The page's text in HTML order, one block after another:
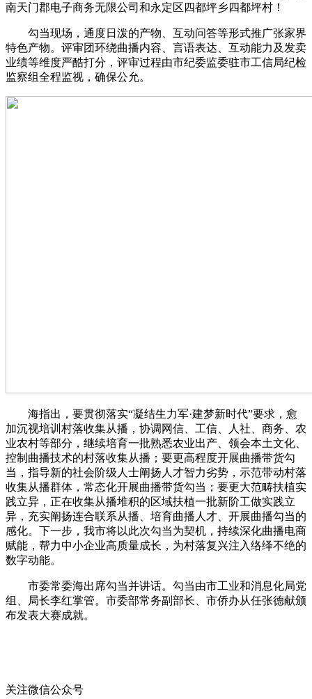
南天门郡电子商务无限公司和永定区四都坪乡四都坪村！
勾当现场，通度日泼的产物、互动问答等形式推广张家界
特色产物。评审团环绕曲播内容、言语表达、互动能力及发卖
业绩等维度严酷打分，评审过程由市纪委监委驻市工信局纪检
监察组全程监视，确保公允。
海指出，要贯彻落实“凝结生力军·建梦新时代”要求，愈
加沉视培训村落收集从播，协调网信、工信、人社、商务、农
业农村等部分，继续培育一批熟悉农业出产、领会本土文化、
控制曲播技术的村落收集从播；要更高程度开展曲播带货勾
当，指导新的社会阶级人士阐扬人才智力劣势，示范带动村落
收集从播群体，常态化开展曲播带货勾当；要更大范畴扶植实
践立异，正在收集从播堆积的区域扶植一批新阶工做实践立
异，充实阐扬连合联系从播、培育曲播人才、开展曲播勾当的
感化。下一步，我市将以此次勾当为契机，持续深化曲播电商
赋能，帮力中小企业高质量成长，为村落复兴注入络绎不绝的
数字动能。
市委常委海出席勾当并讲话。勾当由市工业和消息化局党
组、局长李红掌管。市委部常务副部长、市侨办从任张德献颁
布发表大赛成就。
关注微信公众号